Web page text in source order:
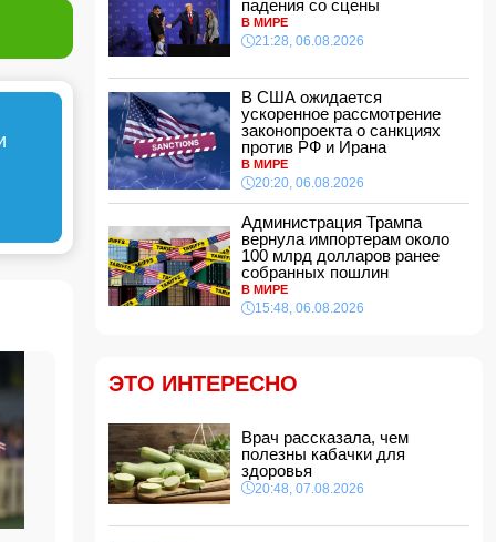
эстетической операции, проведенной
Сеймуром Мамедовым
15:28, 07.08.2026
Алтай Байындыр продолжит карьеру в Ла
Лиге
15:08, 07.08.2026
ВС РФ взяли под контроль Анискино в
Харьковской области
15:00, 07.08.2026
Кинолог развеял миф о собачьей обиде на
хозяина
14:48, 07.08.2026
По делу Arzum 9999 назначена повторная
комплексная экспертиза
14:28, 07.08.2026
На Самира Шарифова возложены новые
полномочия
14:14, 07.08.2026
падения со сцены
В МИРЕ
21:28, 06.08.2026
В США ожидается
ускоренное рассмотрение
законопроекта о санкциях
против РФ и Ирана
В МИРЕ
20:20, 06.08.2026
Администрация Трампа
вернула импортерам около
100 млрд долларов ранее
собранных пошлин
В МИРЕ
15:48, 06.08.2026
ЭТО ИНТЕРЕСНО
Врач рассказала, чем
полезны кабачки для
здоровья
20:48, 07.08.2026